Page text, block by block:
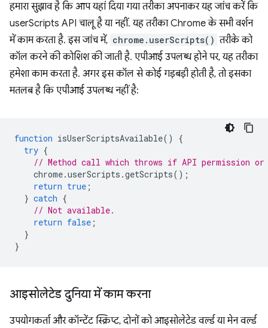
हमारा सुझाव है कि आप यहां दिया गया तरीका अपनाकर यह जांच करें कि
userScripts API चालू है या नहीं. यह तरीका Chrome के सभी वर्शन
में काम करता है. इस जांच में, chrome.userScripts() तरीके को
कॉल करने की कोशिश की जाती है. एपीआई उपलब्ध होने पर, यह तरीका
हमेशा काम करता है. अगर इस कॉल से कोई गड़बड़ी होती है, तो इसका
मतलब है कि एपीआई उपलब्ध नहीं है:
function isUserScriptsAvailable()
{
try {
// Method call which throws if API permission
chrome.userScripts .getScripts();
return true ;
} catch {
// Not available.
return false ;
}
}
आइसोलेटेड दुनिया में काम करना
उपयोगकर्ता और कॉन्टेंट स्क्रिप्ट, दोनों को आइसोलेटेड वर्ल्ड या मेन वर्ल्ड